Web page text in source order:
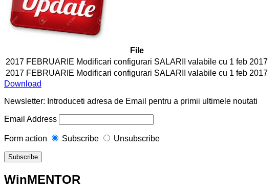
File
2017 FEBRUARIE Modificari configurari SALARII valabile cu 1 feb 2017
2017 FEBRUARIE Modificari configurari SALARII valabile cu 1 feb 2017
Download
Newsletter: Introduceti adresa de Email pentru a primii ultimele noutati
Email Address
Form action Subscribe Unsubscribe
WinMENTOR